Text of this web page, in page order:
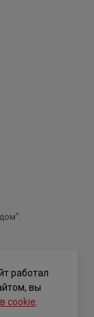
работал
вы
cookie